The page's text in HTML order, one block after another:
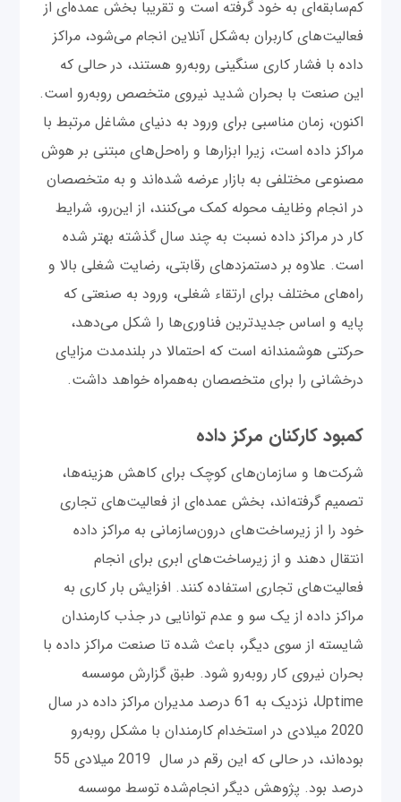
کم‌سابقه‌ای به خود گرفته است و تقریبا بخش عمده‌ای از
فعالیت‌های کاربران به‌شکل آنلاین انجام می‌شود، مراکز
داده با فشار کاری سنگینی روبه‌رو هستند، در حالی که
این صنعت با بحران شدید نیروی متخصص روبه‌رو است.
اکنون، زمان مناسبی برای ورود به دنیای مشاغل مرتبط با
مراکز داده است، زیرا ابزارها و راه‌حل‌های مبتنی بر هوش
مصنوعی مختلفی به بازار عرضه شده‌اند و به متخصصان
در انجام وظایف محوله کمک می‌کنند، از این‌رو، شرایط
کار در مراکز داده نسبت به چند سال گذشته بهتر شده
است. علاوه بر دستمزدهای رقابتی، رضایت شغلی بالا و
راه‌های مختلف برای ارتقاء شغلی، ورود به صنعتی که
پایه و اساس جدیدترین فناوری‌ها را شکل می‌دهد،
حرکتی هوشمندانه است که احتمالا در بلندمدت مزایای
درخشانی را برای متخصصان به‌همراه خواهد داشت.
کمبود کارکنان مرکز داده
شرکت‌ها و سازمان‌های کوچک برای کاهش هزینه‌ها،
تصمیم گرفته‌اند، بخش عمده‌ای از فعالیت‌های تجاری
خود را از زیرساخت‌های درون‌سازمانی به مراکز داده
انتقال دهند و از زیرساخت‌های ابری برای انجام
فعالیت‌های تجاری استفاده کنند. افزایش بار کاری به
مراکز داده از یک سو و عدم توانایی در جذب کارمندان
شایسته از سوی دیگر، باعث شده تا صنعت مراکز داده با
بحران نیروی کار روبه‌رو شود. طبق گزارش موسسه
Uptime، نزدیک به 61 درصد مدیران مراکز داده در سال
2020 میلادی در استخدام کارمندان با مشکل روبه‌رو
بوده‌اند، در حالی که این رقم در سال 2019 میلادی 55
درصد بود. پژوهش دیگر انجام‌شده توسط موسسه